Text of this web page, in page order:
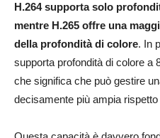
H.264 supporta solo
mentre H.265 offre una
della profondità di colore. In
supporta profondità di colore a
che significa che può gestire
decisamente più ampia